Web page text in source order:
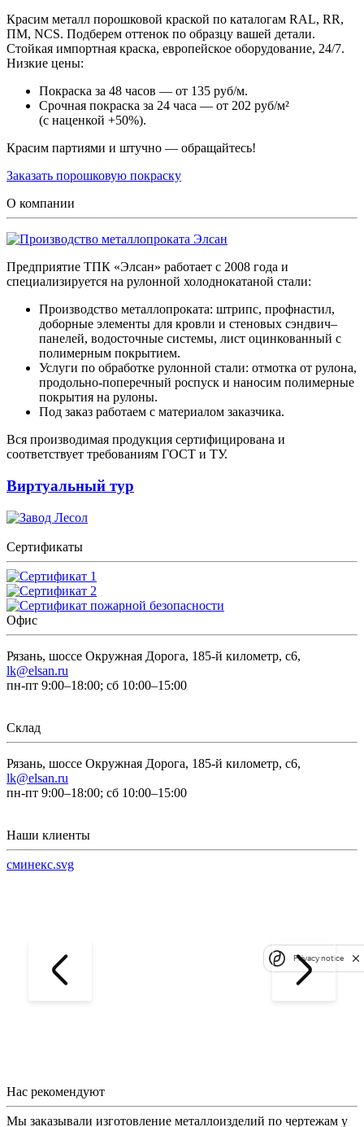
Красим металл порошковой краской по каталогам RAL, RR,
ПМ, NCS. Подберем оттенок по образцу вашей детали.
Стойкая импортная краска, европейское оборудование, 24/7.
Низкие цены:
Покраска за 48 часов — от 135 руб/м.
Срочная покраска за 24 часа — от 202 руб/м²
(с наценкой +50%).
Красим партиями и штучно — обращайтесь!
Заказать порошковую покраску
О компании
Предприятие ТПК «Элсан» работает с 2008 года и
специализируется на рулонной холоднокатаной стали:
Производство металлопроката: штрипс, профнастил,
доборные элементы для кровли и стеновых сэндвич–
панелей, водосточные системы, лист оцинкованный с
полимерным покрытием.
Услуги по обработке рулонной стали: отмотка от рулона,
продольно-поперечный роспуск и наносим полимерные
покрытия на рулоны.
Под заказ работаем с материалом заказчика.
Вся производимая продукция сертифицирована и
соответствует требованиям ГОСТ и ТУ.
Виртуальный тур
Сертификаты
Офис
Рязань, шоссе Окружная Дорога, 185-й километр, с6,
lk@elsan.ru
пн-пт 9:00–18:00; сб 10:00–15:00
Склад
Рязань, шоссе Окружная Дорога, 185-й километр, с6,
lk@elsan.ru
пн-пт 9:00–18:00; сб 10:00–15:00
Наши клиенты
сминекс.svg
Нас рекомендуют
Мы заказывали изготовление металлоизделий по чертежам у
Privacy notice